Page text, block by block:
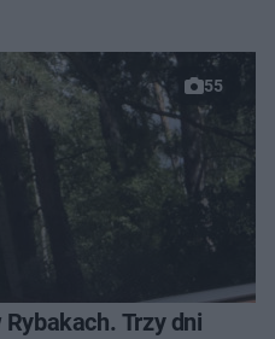
55
Trzy dni